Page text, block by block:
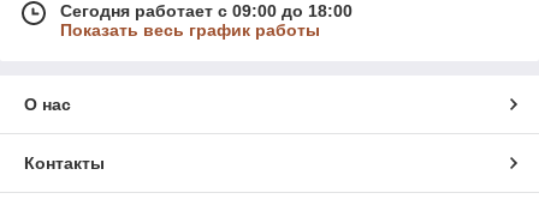
Сегодня работает с 09:00 до 18:00
Показать весь график работы
О нас
Контакты